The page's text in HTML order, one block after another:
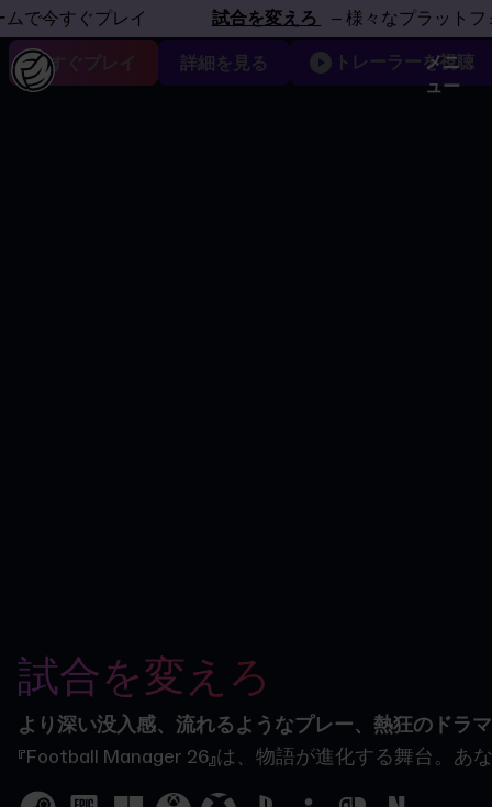
ぐプレイ 試合を変えろ – 様々なプラットフォーム
メニ
ュー
今すぐプレイ 詳細を見る トレーラーを視聴
試合を変えろ
より深い没入感、流れるようなプレー、熱狂のドラ
『Football Manager 26』は、物語が進化する舞台。